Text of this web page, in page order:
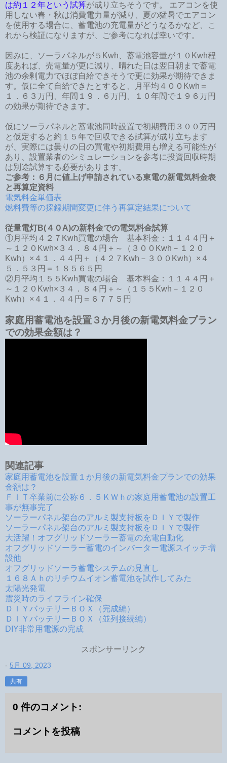
は約１２年という試算が成り立ちそうです。 エアコンを使
用しない春・秋は消費電力量が減り、夏の猛暑でエアコン
を使用する場合に、蓄電池の充電量がどうなるかなど、こ
れから検証になりますが、ご参考になれば幸いです。
因みに、ソーラパネルが５Kwh、蓄電池容量が１０Kwh程
度あれば、売電量が更に減り、晴れた日は翌日朝まで蓄電
池の余剰電力でほぼ自給できそうで更に効果が期待できま
す。仮に全て自給できたとすると、月平均４００Kwh＝
１．６３万円、年間１９．６万円、１０年間で１９６万円
の効果が期待できます。
仮にソーラパネルと蓄電池同時設置で初期費用３００万円
と仮定すると約１５年で回収できる試算が成り立ちます
が、実際には曇りの日の買電や初期費用も増える可能性が
あり、設置業者のシミュレーションを参考に投資回収時期
は別途試算する必要があります。
ご参考：６月に値上げ申請されている東電の新電気料金表
と再算定資料
電気料金単価表
燃料費等の採録期間変更に伴う再算定結果について
従量電灯B(４０A)の新料金での電気料金試算
①月平均４２７Kwh買電の場合 基本料金：１１４４円＋
～１２０Kwh×３４．８４円＋～（３００Kwh－１２０
Kwh）×４１．４４円＋（４２７Kwh－３００Kwh）×４
５．５３円＝１８５６５円
②月平均１５５Kwh買電の場合 基本料金：１１４４円＋
～１２０Kwh×３４．８４円＋～（１５５Kwh－１２０
Kwh）×４１．４４円＝６７７５円
家庭用蓄電池を設置３か月後の新電気料金プラン
での効果金額は？
関連記事
家庭用蓄電池を設置１か月後の新電気料金プランでの効果
金額は？
ＦＩＴ卒業前に公称６．５ＫＷｈの家庭用蓄電池の設置工
事が無事完了
ソーラーパネル架台のアルミ製支持板をＤＩＹで製作
ソーラーパネル架台のアルミ製支持板をＤＩＹで製作
大活躍！オフグリッドソーラー蓄電の充電自動化
オフグリッドソーラー蓄電のインバーター電源スイッチ増
設他
オフグリッドソーラ蓄電システムの見直し
１６８Ａｈのリチウムイオン蓄電池を試作してみた
太陽光発電
震災時のライフライン確保
ＤＩＹバッテリーＢＯＸ（完成編）
ＤＩＹバッテリーＢＯＸ（並列接続編）
DIY非常用電源の完成
スポンサーリンク
- 5月 09, 2023
共有
0 件のコメント:
コメントを投稿